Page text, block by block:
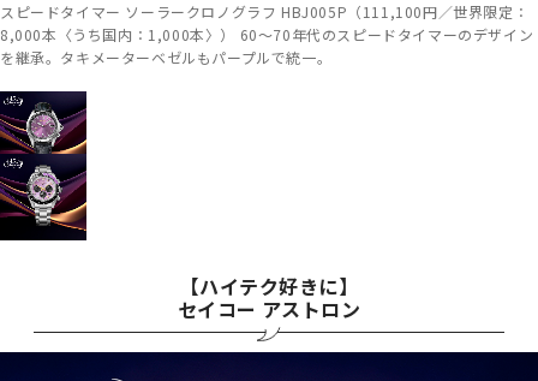
スピードタイマー ソーラークロノグラフ HBJ005P（111,100円／世界限定：
8,000本〈うち国内：1,000本〉） 60～70年代のスピードタイマーのデザイン
を継承。タキメーターベゼルもパープルで統一。
【ハイテク好きに】
セイコー アストロン